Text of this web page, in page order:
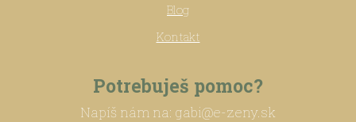
Blog
Kontakt
Potrebuješ pomoc?
Napíš nám na: gabi@e-zeny.sk